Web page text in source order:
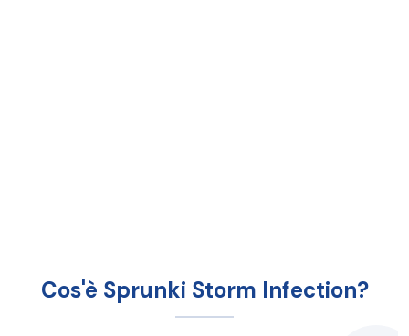
Cos'è Sprunki Storm Infection?